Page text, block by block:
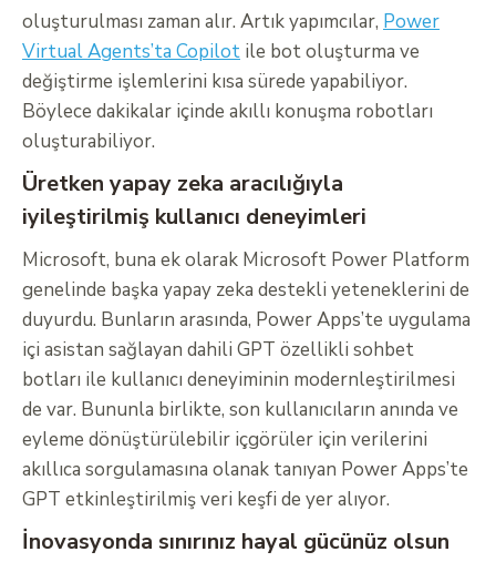
oluşturulması zaman alır. Artık yapımcılar, Power
Virtual Agents’ta Copilot ile bot oluşturma ve
değiştirme işlemlerini kısa sürede yapabiliyor.
Böylece dakikalar içinde akıllı konuşma robotları
oluşturabiliyor.
Üretken yapay zeka aracılığıyla
iyileştirilmiş kullanıcı deneyimleri
Microsoft, buna ek olarak Microsoft Power Platform
genelinde başka yapay zeka destekli yeteneklerini de
duyurdu. Bunların arasında, Power Apps’te uygulama
içi asistan sağlayan dahili GPT özellikli sohbet
botları ile kullanıcı deneyiminin modernleştirilmesi
de var. Bununla birlikte, son kullanıcıların anında ve
eyleme dönüştürülebilir içgörüler için verilerini
akıllıca sorgulamasına olanak tanıyan Power Apps’te
GPT etkinleştirilmiş veri keşfi de yer alıyor.
İnovasyonda sınırınız hayal gücünüz olsun